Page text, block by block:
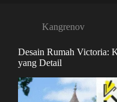
Kangrenov
Desain Rumah Victoria:
yang Detail